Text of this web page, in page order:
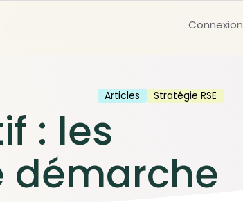
Connexion
Articles Stratégie RSE
: les
démarche